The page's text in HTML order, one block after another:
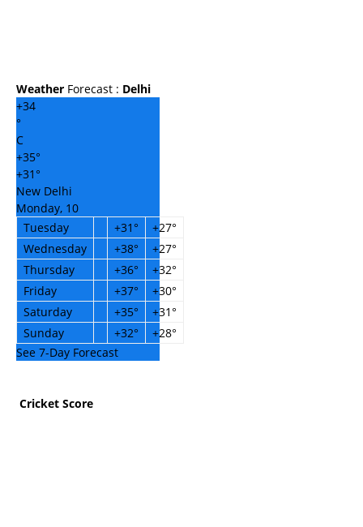
Weather Forecast : Delhi
+34
°
C
+35°
+31°
New Delhi
Monday, 10
Tuesday
+31° +27°
Wednesday
+38° +27°
Thursday
+36° +32°
Friday
+37° +30°
Saturday
+35° +31°
Sunday
+32° +28°
See 7-Day Forecast
Cricket Score